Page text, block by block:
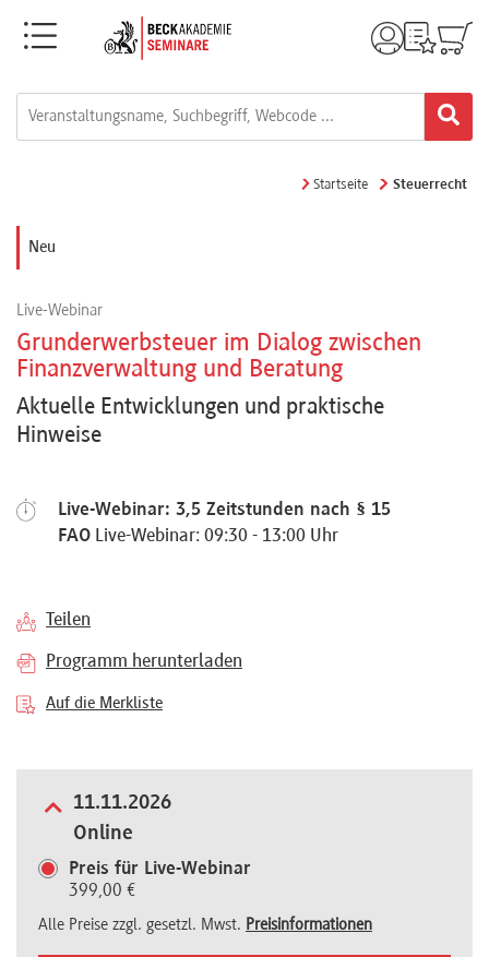
Menü
Webinare
e-
Learnings
Referenten
uns
FAQ
Startseite Steuerrecht
Neu
Live-Webinar
Grunderwerbsteuer im Dialog zwischen
Finanzverwaltung und Beratung
Aktuelle Entwicklungen und praktische
Hinweise
Live-Webinar: 3,5 Zeitstunden nach § 15
FAO Live-Webinar: 09:30 - 13:00 Uhr
Teilen
Programm herunterladen
Auf die Merkliste
11.11.2026
Online
Preis für Live-Webinar
399,00 €
Alle Preise zzgl. gesetzl. Mwst. Preisinformationen